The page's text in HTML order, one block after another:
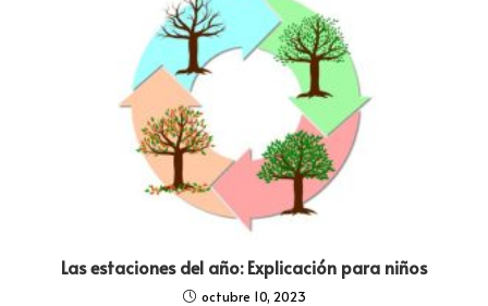
Las estaciones del año: Explicación para niños
octubre 10, 2023